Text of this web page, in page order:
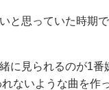
と思っていた時期
に見られるのが1
ないような曲を作